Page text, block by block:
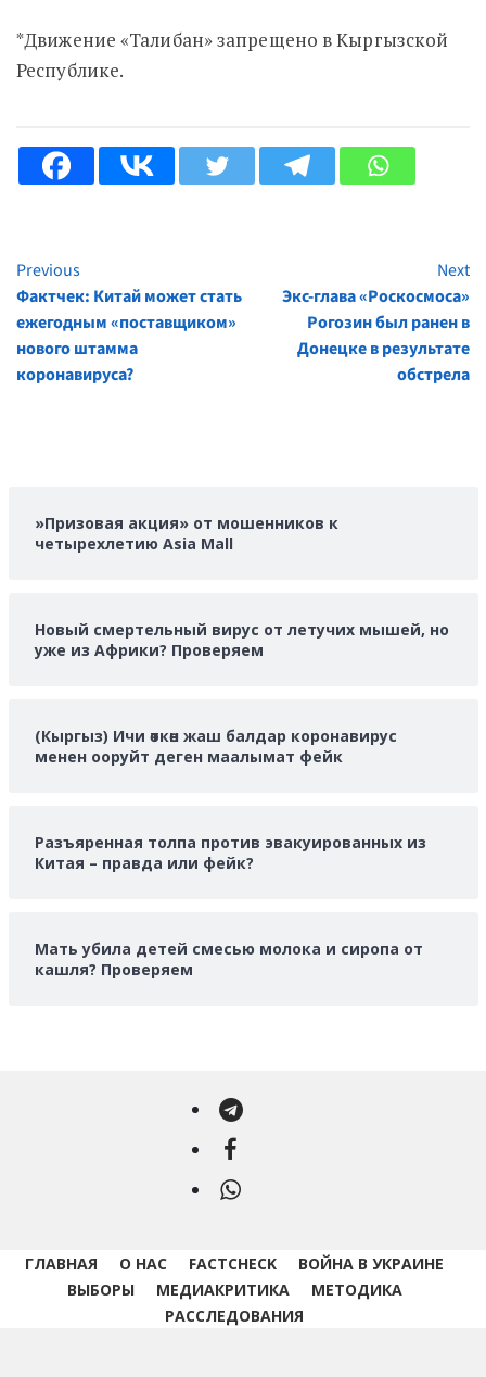
*Движение «Талибан» запрещено в Кыргызской
Республике.
Continue
Reading
Previous
Фактчек: Китай может стать
ежегодным «поставщиком»
нового штамма
коронавируса?
Next
Экс-глава «Роскосмоса»
Рогозин был ранен в
Донецке в результате
обстрела
»Призовая акция» от мошенников к
четырехлетию Asia Mall
Новый смертельный вирус от летучих мышей, но
уже из Африки? Проверяем
(Кыргыз) Ичи өткөн жаш балдар коронавирус
менен ооруйт деген маалымат фейк
Разъяренная толпа против эвакуированных из
Китая – правда или фейк?
Мать убила детей смесью молока и сиропа от
кашля? Проверяем
Telegram
Facebook
WhatsApp
ГЛАВНАЯ О НАС FACTCHECK
ВОЙНА В УКРАИНЕ
ВЫБОРЫ
МЕДИАКРИТИКА
МЕТОДИКА
РАССЛЕДОВАНИЯ